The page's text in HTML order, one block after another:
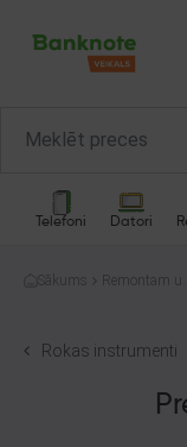
Telefoni Datori
Sākums
Remontam un
Rokas instrumenti